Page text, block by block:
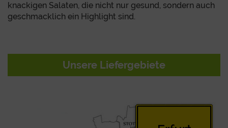
knackigen Salaten, die nicht nur gesund, sondern auch
geschmacklich ein Highlight sind.
Unsere Liefergebiete